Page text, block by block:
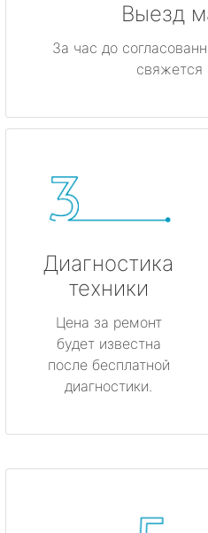
Выезд
За час до
свяжется
Диагностика
техники
Цена за ремонт
будет известна
после бесплатной
диагностики.